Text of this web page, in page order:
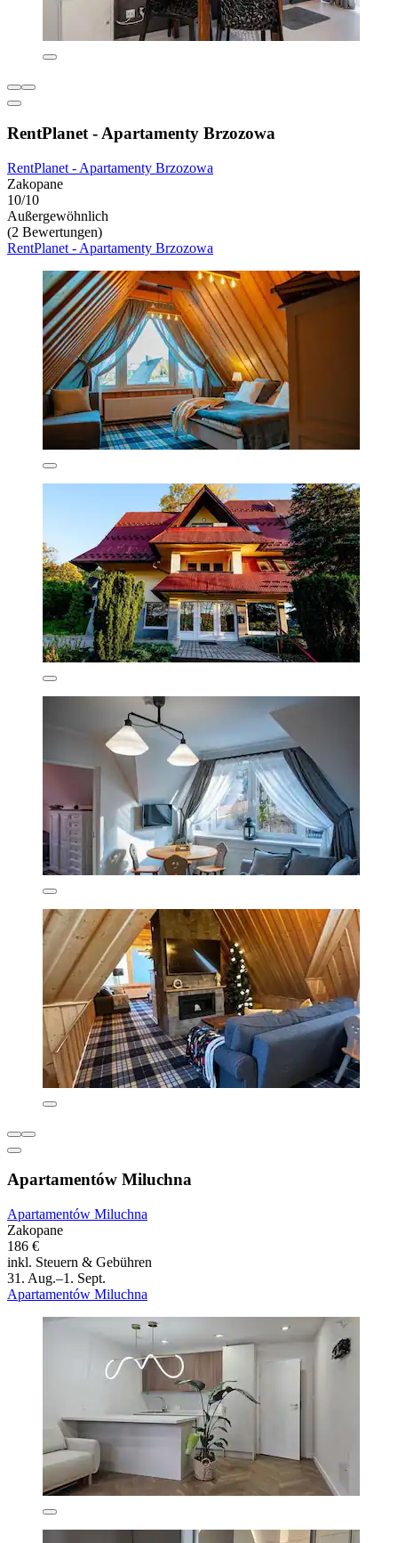
RentPlanet - Apartamenty Brzozowa
RentPlanet - Apartamenty Brzozowa
Zakopane
10/10
Außergewöhnlich
(2 Bewertungen)
RentPlanet - Apartamenty Brzozowa
Apartamentów Miluchna
Apartamentów Miluchna
Zakopane
186 €
inkl. Steuern & Gebühren
31. Aug.–1. Sept.
Apartamentów Miluchna